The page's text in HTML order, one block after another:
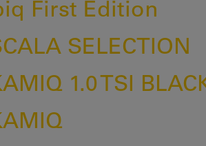
First Edition
SELECTION
1.0 TSI